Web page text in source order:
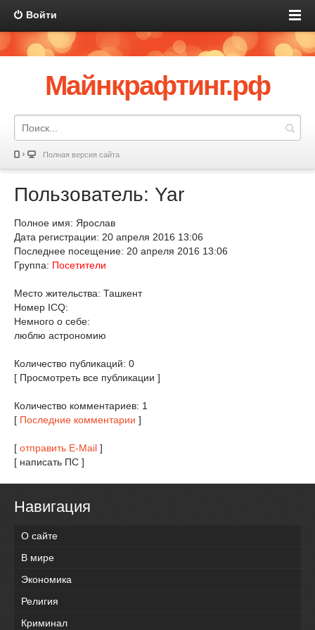
Войти
Майнкрафтинг.рф
Полная версия сайта
Пользователь: Yar
Полное имя: Ярослав
Дата регистрации: 20 апреля 2016 13:06
Последнее посещение: 20 апреля 2016 13:06
Группа: Посетители
Место жительства: Ташкент
Номер ICQ:
Немного о себе:
люблю астрономию
Количество публикаций: 0
[ Просмотреть все публикации ]
Количество комментариев: 1
[ Последние комментарии ]
[ отправить E-Mail ]
[ написать ПС ]
Навигация
О сайте
В мире
Экономика
Религия
Криминал